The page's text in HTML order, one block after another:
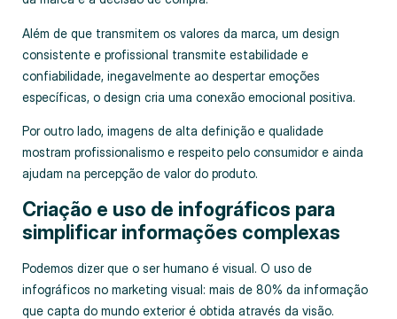
Além de que transmitem os valores da marca, um design
consistente e profissional transmite estabilidade e
confiabilidade, inegavelmente ao despertar emoções
específicas, o design cria uma conexão emocional positiva.
Por outro lado, imagens de alta definição e qualidade
mostram profissionalismo e respeito pelo consumidor e ainda
ajudam na percepção de valor do produto.
Criação e uso de infográficos para
simplificar informações complexas
Podemos dizer que o ser humano é visual. O uso de
infográficos no marketing visual: mais de 80% da informação
que capta do mundo exterior é obtida através da visão.